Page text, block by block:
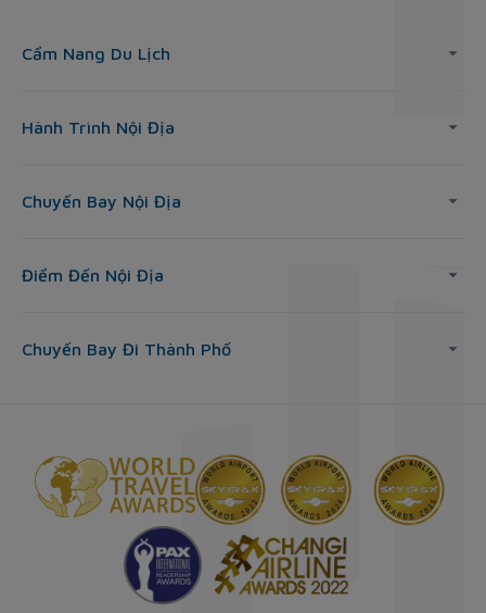
Cẩm Nang Du Lịch
Hành Trình Nội Địa
Chuyến Bay Nội Địa
Điểm Đến Nội Địa
Chuyến Bay Đi Thành Phố